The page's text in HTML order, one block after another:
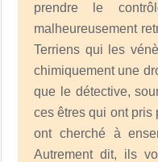
prendre le
malheureusement
Terriens qui les
chimiquement une
que le détective,
ces êtres qui ont pris
ont cherché à
Autrement dit, ils